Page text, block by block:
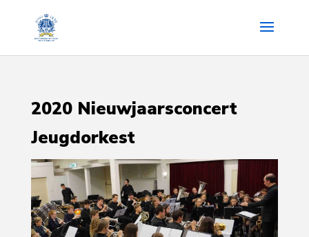
2020 Nieuwjaarsconcert
Jeugdorkest